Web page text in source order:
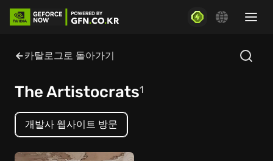
카탈로그로 돌아가기
The Artistocrats1
개발사 웹사이트 방문